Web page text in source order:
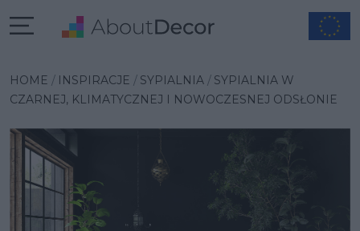
HOME INSPIRACJE SYPIALNIA
SYPIALNIA W
CZARNEJ, KLIMATYCZNEJ I NOWOCZESNEJ ODSŁONIE